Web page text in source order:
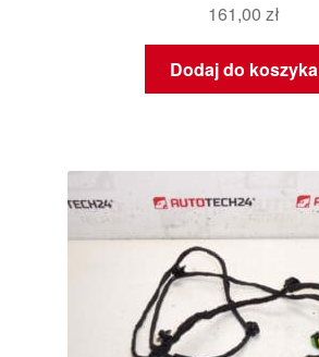
161,00 zł
Dodaj do koszyka